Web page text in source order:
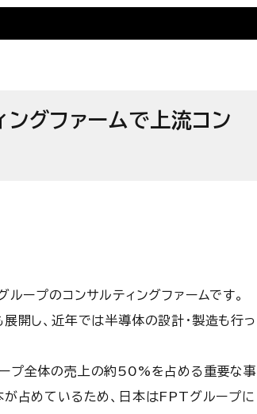
指すトリプルWIN組織の求める人材
ングファームで上流コン
ープのコンサルティングファームです。
開し、近年では半導体の設計・製造も行っ
ープ全体の売上の約50%を占める重要な事
占めているため、日本はFPTグループに